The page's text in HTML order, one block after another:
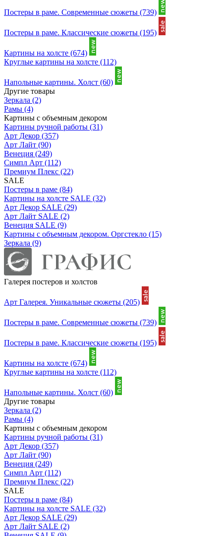
Постеры в раме. Современные сюжеты (739)
Постеры в раме. Классические сюжеты (195)
Картины на холсте (674)
Круглые картины на холсте (112)
Напольные картины. Холст (60)
Другие товары
Зеркала (2)
Рамы (4)
Картины с объемным декором
Картины ручной работы (31)
Арт Декор (357)
Арт Лайт (90)
Венеция (249)
Симпл Арт (112)
Премиум Плекс (22)
SALE
Постеры в раме (84)
Картины на холсте SALE (32)
Арт Декор SALE (29)
Арт Лайт SALE (2)
Венеция SALE (9)
Картины с объемным декором. Оргстекло (15)
Зеркала (9)
Галерея постеров и холстов
Арт Галерея. Уникальные сюжеты (205)
Постеры в раме. Современные сюжеты (739)
Постеры в раме. Классические сюжеты (195)
Картины на холсте (674)
Круглые картины на холсте (112)
Напольные картины. Холст (60)
Другие товары
Зеркала (2)
Рамы (4)
Картины с объемным декором
Картины ручной работы (31)
Арт Декор (357)
Арт Лайт (90)
Венеция (249)
Симпл Арт (112)
Премиум Плекс (22)
SALE
Постеры в раме (84)
Картины на холсте SALE (32)
Арт Декор SALE (29)
Арт Лайт SALE (2)